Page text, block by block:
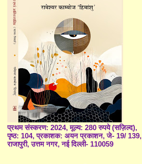
प्रथम संस्करण: 2024, मूल्य: 280 रुपये (सज़िल्द),
पृष्ठ: 104, प्रकाशक: अयन प्रकाशन, जे- 19/ 139,
राजापुरी, उत्तम नगर, नई दिल्ली- 110059